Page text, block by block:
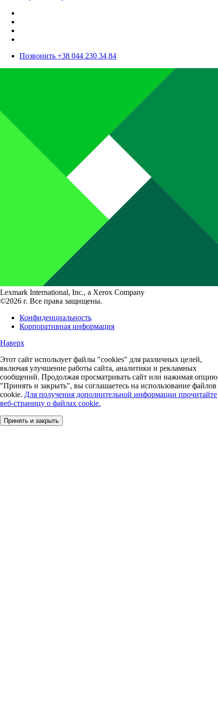
Позвонить +38 044 230 34 84
Lexmark International, Inc., a Xerox Company
©2026 г. Все права защищены.
Конфиденциальность
Корпоративная информация
Наверх
Этот сайт использует файлы "cookies" для различных целей,
включая улучшение работы сайта, аналитики и рекламных
сообщений. Продолжая просматривать сайт или нажимая опцию
"Принять и закрыть", вы соглашаетесь на использование файлов
cookie. Для получения дополнительной информации прочитайте
веб-страницу о файлах cookie.
Принять и закрыть